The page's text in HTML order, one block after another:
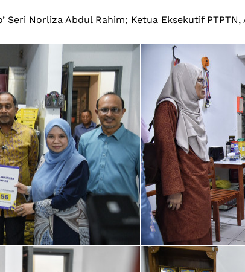
Seri Norliza Abdul Rahim; Ketua Eksekutif